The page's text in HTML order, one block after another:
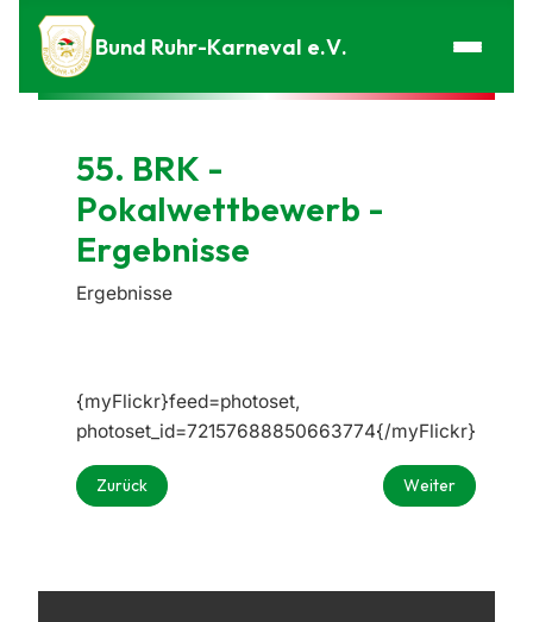
Zum Inhalt springen
Bund Ruhr-Karneval e.V.
55. BRK -
Pokalwettbewerb -
Ergebnisse
Ergebnisse
{myFlickr}feed=photoset,
photoset_id=72157688850663774{/myFlickr}
Vorheriger Beitrag: Eine Ära geht zu Ende – „Kraft“ des
Zurück Nächster
Weiter